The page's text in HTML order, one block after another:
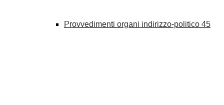
Provvedimenti organi indirizzo-politico 45